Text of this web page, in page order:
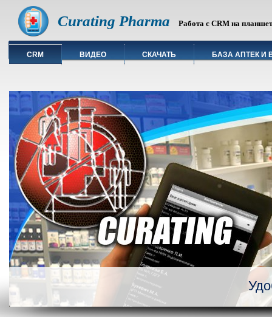
Curating Pharma Работа с CRM на
CRM ВИДЕО СКАЧАТЬ БАЗА АПТЕК И